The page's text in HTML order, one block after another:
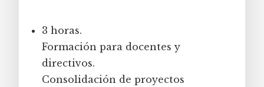
3 horas.
Formación para docentes y
directivos.
Consolidación de proyectos